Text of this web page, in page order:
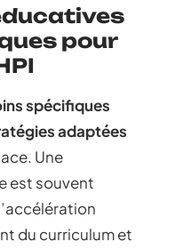
pour
spécifiques
adaptées
Une
est souvent
du curriculum et